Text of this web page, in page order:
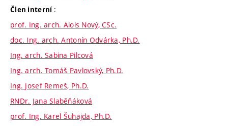
Člen interní :
prof. Ing. arch. Alois Nový, CSc.
doc. Ing. arch. Antonín Odvárka, Ph.D.
Ing. arch. Sabina Pilcová
Ing. arch. Tomáš Pavlovský, Ph.D.
Ing. Josef Remeš, Ph.D.
RNDr. Jana Slaběňáková
prof. Ing. Karel Šuhajda, Ph.D.